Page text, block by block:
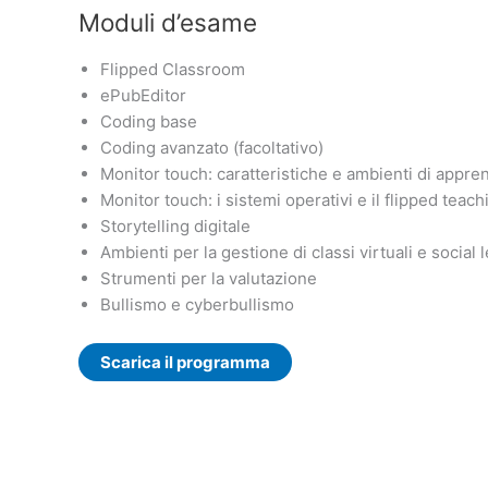
Moduli d’esame
Flipped Classroom
ePubEditor
Coding base
Coding avanzato (facoltativo)
Monitor touch: caratteristiche e ambienti di
Monitor touch: i sistemi operativi e il flipped
Storytelling digitale
Ambienti per la gestione di classi virtuali e social
Strumenti per la valutazione
Bullismo e cyberbullismo
Scarica il programma